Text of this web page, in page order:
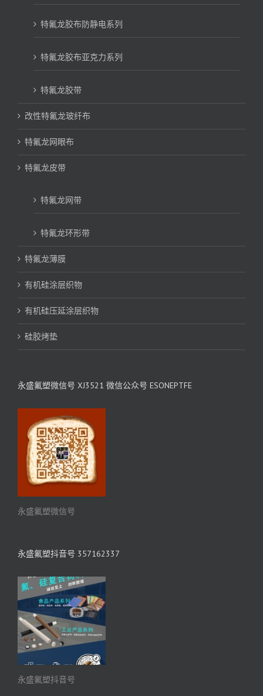
特氟龙胶布防静电系列
特氟龙胶布亚克力系列
特氟龙胶带
改性特氟龙玻纤布
特氟龙网眼布
特氟龙皮带
特氟龙网带
特氟龙环形带
特氟龙薄膜
有机硅涂层织物
有机硅压延涂层织物
硅胶烤垫
永盛氟塑微信号 XJ3521 微信公众号 ESONEPTFE
永盛氟塑微信号
永盛氟塑抖音号 357162337
永盛氟塑抖音号